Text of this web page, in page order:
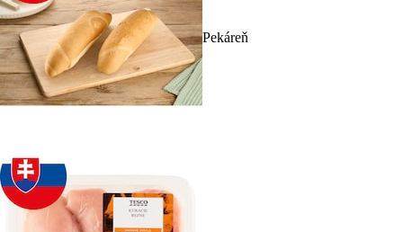
Pekáreň